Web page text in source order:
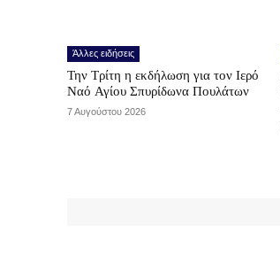
Άλλες ειδήσεις
Την Τρίτη η εκδήλωση για τον Ιερό
Ναό Αγίου Σπυρίδωνα Πουλάτων
7 Αυγούστου 2026